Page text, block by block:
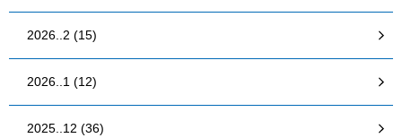
2026..2 (15)
2026..1 (12)
2025..12 (36)